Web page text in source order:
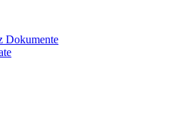
Dokumente